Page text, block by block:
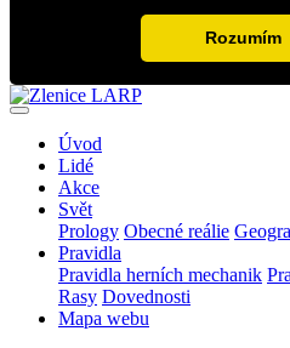
Rozumím
Úvod
Lidé
Akce
Svět
Prology Obecné reálie
Pravidla
Pravidla herních mechanik
Rasy Dovednosti
Mapa webu